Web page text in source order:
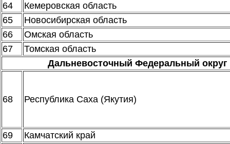
64
Кемеровская область
65
Новосибирская область
66
Омская область
67
Томская область
Дальневосточный Федеральный округ
68 Республика Саха (Якутия)
69
Камчатский край